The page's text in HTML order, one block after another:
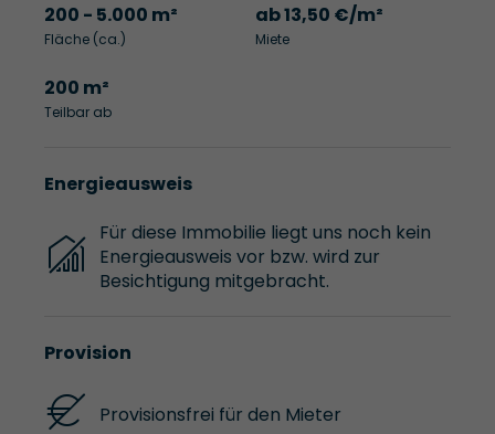
200 - 5.000 m²
Fläche (ca.)
ab 13,50 €/m²
Miete
200 m²
Teilbar ab
Energieausweis
Für diese Immobilie liegt uns noch kein
Energieausweis vor bzw. wird zur
Besichtigung mitgebracht.
Provision
Provisionsfrei für den Mieter